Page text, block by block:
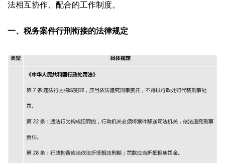
法相互协作、配合的工作制度。
一、税务案件行刑衔接的法律规定